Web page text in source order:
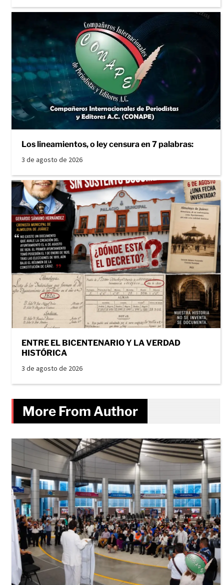
Los lineamientos, o ley censura en 7 palabras:
3 de agosto de 2026
ENTRE EL BICENTENARIO Y LA VERDAD
HISTÓRICA
3 de agosto de 2026
More From Author